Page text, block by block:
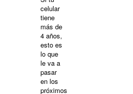
celular
tiene
más de
4 años,
esto es
lo que
le va a
pasar
en los
próximos